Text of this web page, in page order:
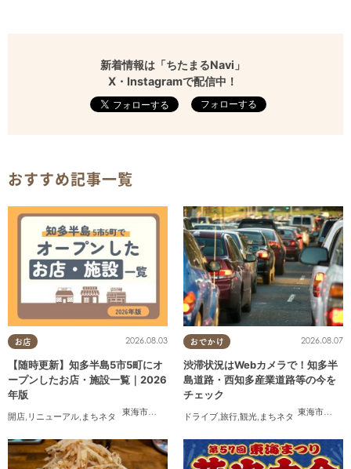
新着情報は「ちたまるNavi」
X・Instagramで配信中！
フォローする
おすすめ記事一覧
お店
東海市
,大府市 知多市 ,東浦町,阿久比町 ,半田市,常滑市,武豊
2026.08.03
【随時更新】知多半島5市5町にオ
ープンしたお店・施設一覧｜2026
年版
開店 リニューアル まちネタ
おでかけ
東海市
,大府
2026.08.07
渋滞状況はWebカメラで！知多半
島道路・西知多産業道路等の今を
チェック
ドライブ 旅行 観光 まちネタ